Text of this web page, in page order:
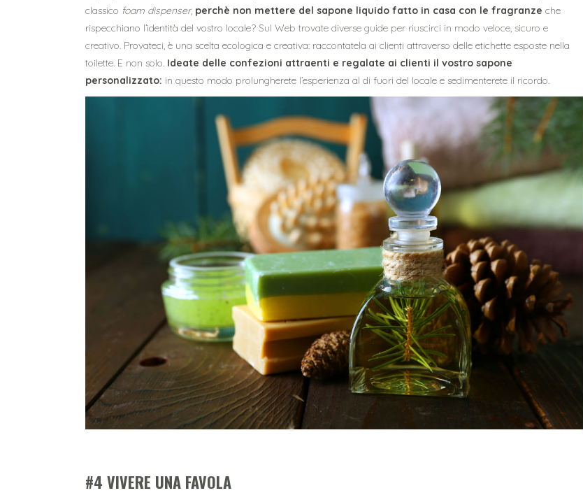
classico foam dispenser, perchè non mettere del sapone liquido fatto in casa con le fragranze che
rispecchiano l’identità del vostro locale? Sul Web trovate diverse guide per riuscirci in modo veloce, sicuro e
creativo. Provateci, è una scelta ecologica e creativa: raccontatela ai clienti attraverso delle etichette esposte nella
toilette. E non solo. Ideate delle confezioni attraenti e regalate ai clienti il vostro sapone
personalizzato: in questo modo prolungherete l’esperienza al di fuori del locale e sedimenterete il ricordo.
#4 VIVERE UNA FAVOLA